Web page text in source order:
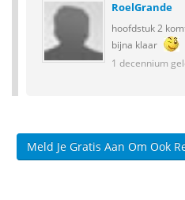
RoelGrande
hoofdstuk 2
bijna klaar
1 decennium
Meld Je Gratis Aan Om Ook